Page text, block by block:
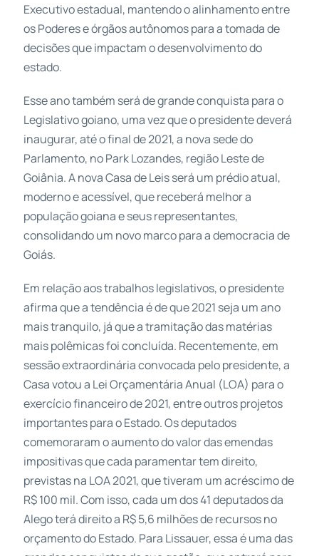
Executivo estadual, mantendo o alinhamento entre
os Poderes e órgãos autônomos para a tomada de
decisões que impactam o desenvolvimento do
estado.
Esse ano também será de grande conquista para o
Legislativo goiano, uma vez que o presidente deverá
inaugurar, até o final de 2021, a nova sede do
Parlamento, no Park Lozandes, região Leste de
Goiânia. A nova Casa de Leis será um prédio atual,
moderno e acessível, que receberá melhor a
população goiana e seus representantes,
consolidando um novo marco para a democracia de
Goiás.
Em relação aos trabalhos legislativos, o presidente
afirma que a tendência é de que 2021 seja um ano
mais tranquilo, já que a tramitação das matérias
mais polêmicas foi concluída. Recentemente, em
sessão extraordinária convocada pelo presidente, a
Casa votou a Lei Orçamentária Anual (LOA) para o
exercício financeiro de 2021, entre outros projetos
importantes para o Estado. Os deputados
comemoraram o aumento do valor das emendas
impositivas que cada paramentar tem direito,
previstas na LOA 2021, que tiveram um acréscimo de
R$ 100 mil. Com isso, cada um dos 41 deputados da
Alego terá direito a R$ 5,6 milhões de recursos no
orçamento do Estado. Para Lissauer, essa é uma das